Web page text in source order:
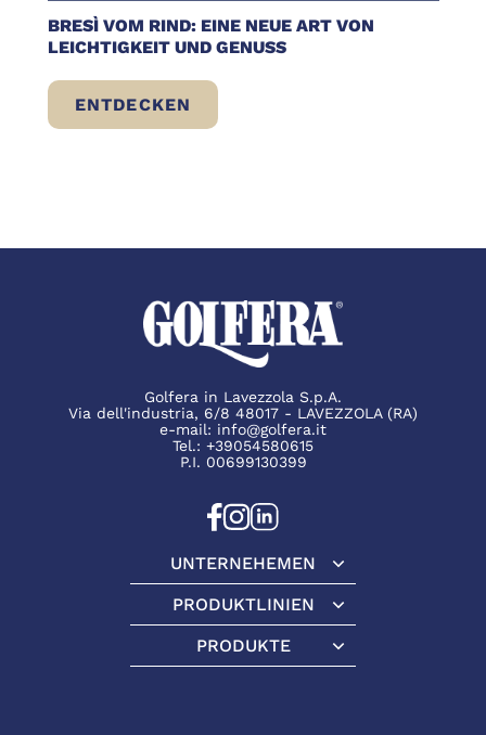
BRESÌ VOM RIND: EINE NEUE ART VON
LEICHTIGKEIT UND GENUSS
ENTDECKEN
BRESÌ VOM RIND: EINE NEUE ART VON
Golfera in Lavezzola S.p.A.
Via dell'industria, 6/8 48017 - LAVEZZOLA (RA)
e-mail: info@golfera.it
Tel.: +39054580615
P.I. 00699130399
UNTERNEHEMEN
Unternehemen
PRODUKTLINIEN
Produktlinien
PRODUKTE
Produkte